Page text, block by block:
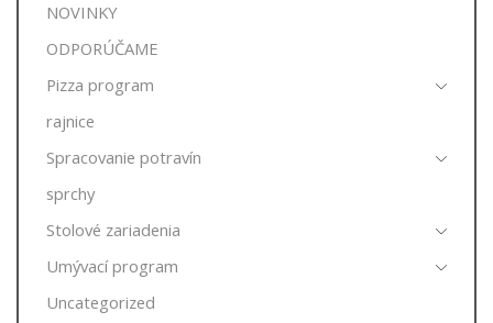
NOVINKY
ODPORÚČAME
Pizza program
rajnice
Spracovanie potravín
sprchy
Stolové zariadenia
Umývací program
Uncategorized